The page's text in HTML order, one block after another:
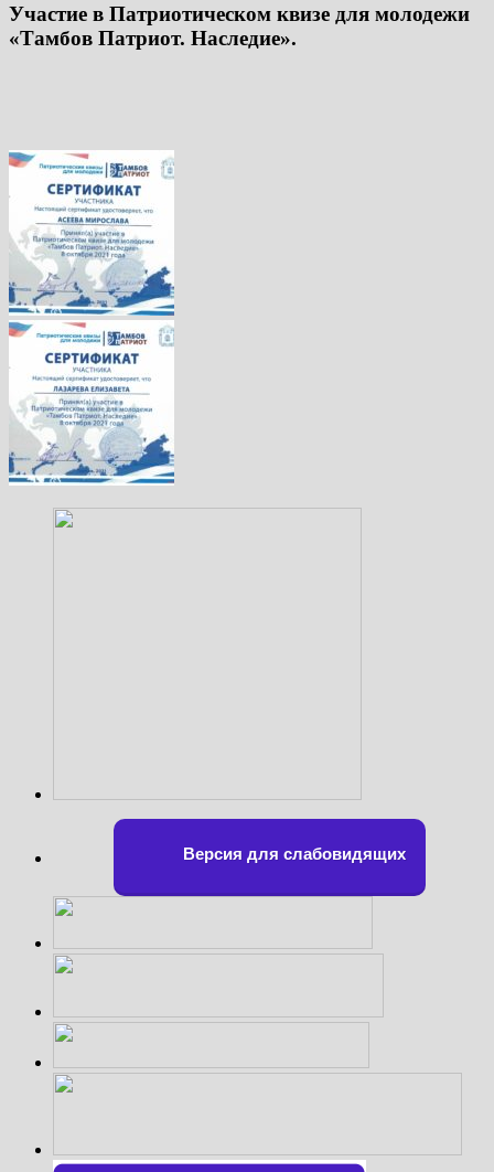
Участие в Патриотическом квизе для молодежи
«Тамбов Патриот. Наследие».
Версия для слабовидящих